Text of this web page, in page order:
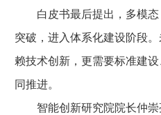
白皮书最后提出，多模态
突破，进入体系化建设阶段
赖技术创新，更需要标准建
同推进。
智能创新研究院院长仲崇